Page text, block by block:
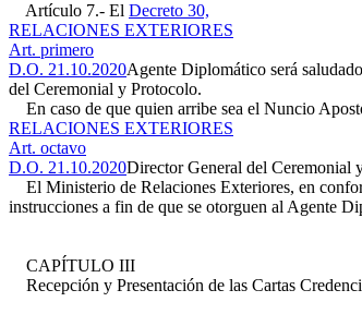
Artículo 7.- El Decreto 30,
RELACIONES EXTERIORES
Art. primero
D.O. 21.10.2020Agente Diplomático será
del Ceremonial y Protocolo.
En caso de que quien arribe sea el Nuncio
RELACIONES EXTERIORES
Art. octavo
D.O. 21.10.2020Director General del Ceremonial
El Ministerio de Relaciones Exteriores, en
instrucciones a fin de que se otorguen al Agente
CAPÍTULO III
Recepción y Presentación de las Cartas